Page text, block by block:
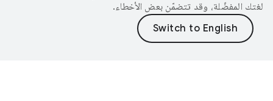
لغتك المفضّلة، وقد تتضمّن بعض الأخطاء.